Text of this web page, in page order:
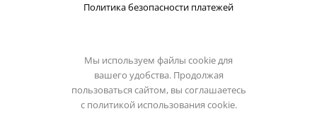
Политика безопасности платежей
Мы используем файлы cookie для
вашего удобства. Продолжая
пользоваться сайтом, вы соглашаетесь
с политикой использования cookie.